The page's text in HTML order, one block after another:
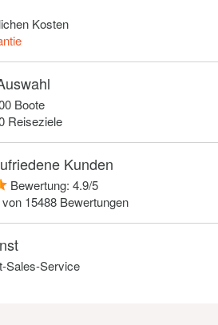
Kosten
Boote
Reiseziele
Kunden
Bewertung: 4.9/5
15488 Bewertungen
Sales-Service